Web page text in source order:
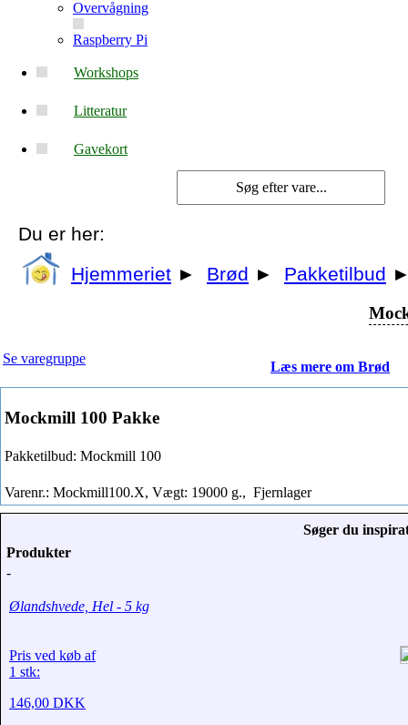
Overvågning
Raspberry Pi
Workshops
Litteratur
Gavekort
Du er her:
Hjemmeriet ► Brød ► Pakketilbud
Se varegruppe
Læs mere om Brød
Mockmill 100 Pakke
Pakketilbud: Mockmill 100
Varenr.: Mockmill100.X, Vægt: 19000 g., Fjernlager
Søger du
Produkter
-
Ølandshvede, Hel - 5 kg
Pris ved køb af
1 stk:
146,00 DKK